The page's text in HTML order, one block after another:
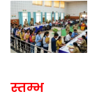
स्तम्भ